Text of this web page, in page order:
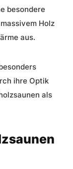
besondere
Holz
aus.
ihre Optik
als